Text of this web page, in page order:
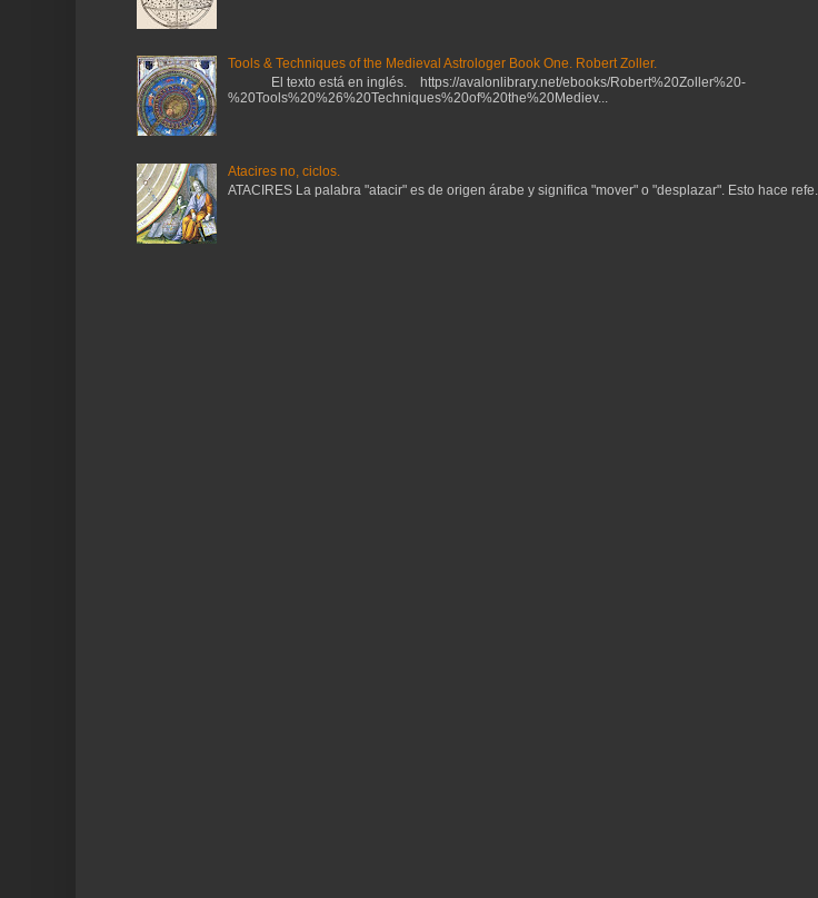
Tools & Techniques of the Medieval Astrologer Book One. Robert Zoller.
El texto está en inglés. https://avalonlibrary.net/ebooks/Robert%20Zoller%20-
%20Tools%20%26%20Techniques%20of%20the%20Mediev...
Atacires no, ciclos.
ATACIRES La palabra "atacir" es de origen árabe y significa "mover" o "desplazar". Esto hace refe...